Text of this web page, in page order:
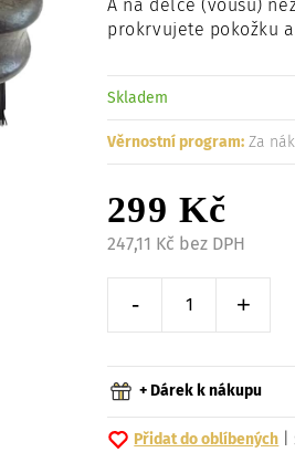
A na délce (vousů)
prokrvujete pokožku
Skladem
Věrnostní program: Za
299 Kč
247,11 Kč bez DPH
Snížit o 1 kus
- +
+ Dárek k nákupu
Přidat do oblíbených |